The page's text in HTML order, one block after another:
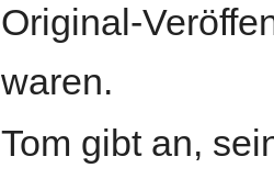
Original-
waren.
Tom gibt an,